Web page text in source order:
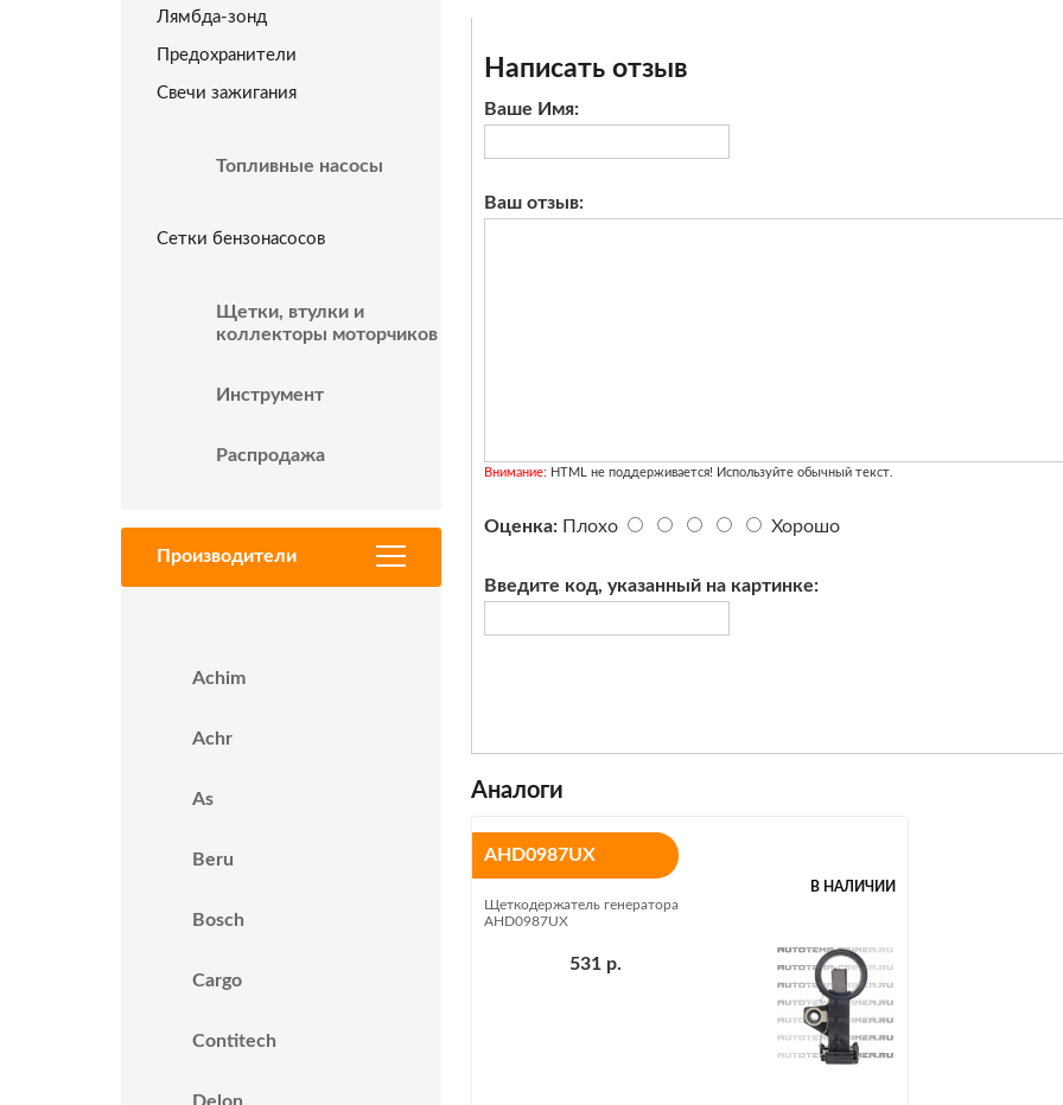
Лямбда-зонд
Предохранители
Свечи зажигания
Топливные насосы
Сетки бензонасосов
Щетки, втулки и
коллекторы моторчиков
Инструмент
Распродажа
Производители
Achim
Achr
As
Beru
Bosch
Cargo
Contitech
Написать отзыв
Ваше Имя:
Ваш отзыв:
Внимание: HTML не поддерживается! Используйте обычный текст.
Оценка: Плохо Хорошо
Введите код, указанный на картинке:
Аналоги
AHD0987UX
В НАЛИЧИИ
Щеткодержатель генератора
AHD0987UX
531 р.